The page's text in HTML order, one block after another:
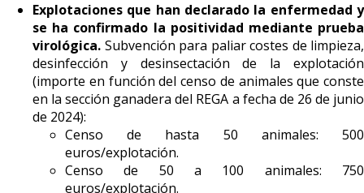
Explotaciones que han declarado la enfermedad y
se ha confirmado la positividad mediante prueba
virológica. Subvención para paliar costes de limpieza,
desinfección y desinsectación de la explotación
(importe en función del censo de animales que conste
en la sección ganadera del REGA a fecha de 26 de junio
de 2024):
Censo de hasta 50 animales: 500
euros/explotación.
Censo de 50 a 100 animales: 750
euros/explotación.